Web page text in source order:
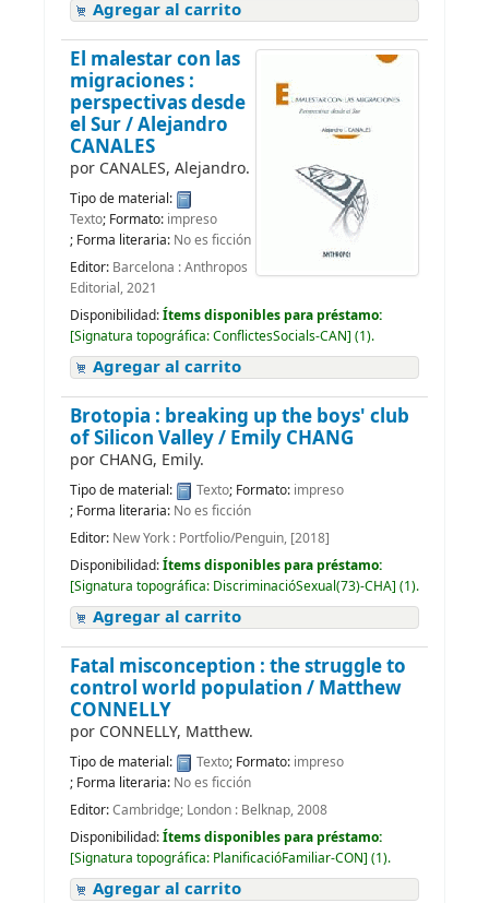
Agregar al carrito
El malestar con las
migraciones :
perspectivas desde
el Sur /Alejandro
CANALES
por CANALES, Alejandro.
Tipo de material:
Texto; Formato: impreso
; Forma literaria: No es ficción
Editor: Barcelona : Anthropos
Editorial, 2021
Disponibilidad:Ítems disponibles para préstamo:
[Signatura topográfica:ConflictesSocials-CAN] (1).
Agregar al carrito
Brotopia : breaking up the boys' club
of Silicon Valley / Emily CHANG
por CHANG, Emily.
Tipo de material: Texto; Formato: impreso
; Forma literaria: No es ficción
Editor: New York : Portfolio/Penguin, [2018]
Disponibilidad:Ítems disponibles para préstamo:
[Signatura topográfica: DiscriminacióSexual(73)-CHA] (1).
Agregar al carrito
Fatal misconception : the struggle to
control world population / Matthew
CONNELLY
por CONNELLY, Matthew.
Tipo de material: Texto; Formato: impreso
; Forma literaria: No es ficción
Editor:Cambridge; London : Belknap, 2008
Disponibilidad:Ítems disponibles para préstamo:
[Signatura topográfica: PlanificacióFamiliar-CON] (1).
Agregar al carrito